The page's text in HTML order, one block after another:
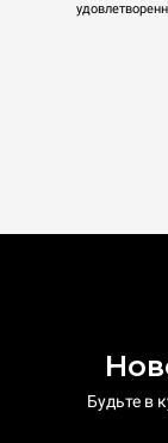
Будьте в